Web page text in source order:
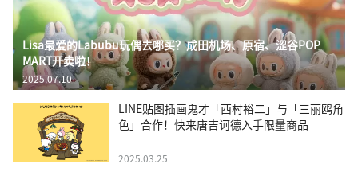
Lisa最爱的Labubu玩偶去哪买？成田机场、原宿、涩谷POP
MART开卖啦！
2025.07.10
LINE贴图插画鬼才「西村裕二」与「三丽鸥角
色」合作！快来唐吉诃德入手限量商品
2025.03.25